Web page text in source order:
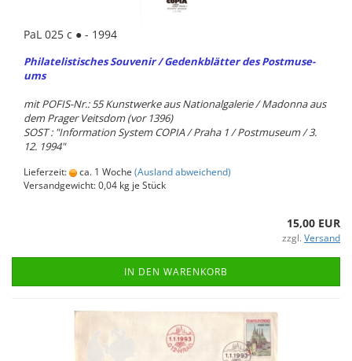
PaL 025 c ● - 1994
Phil­ate­lis­ti­sches Sou­ve­nir / Ge­denk­blät­ter des Post­mu­se­
ums
mit POFIS-​Nr.: 55 Kunst­wer­ke aus Na­tio­nal­ga­le­rie / Ma­don­na aus
dem Pra­ger Veits­dom (vor 1396)
SOST : "In­for­ma­ti­on Sys­tem COPIA / Praha 1 / Post­mu­se­um / 3.
12. 1994"
Lieferzeit: ca. 1 Woche (Ausland abweichend)
Versandgewicht:0,04 kg je Stück
15,00 EUR
zzgl. Versand
IN DEN WARENKORB